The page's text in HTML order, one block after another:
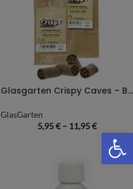
Glasgarten Crispy Caves – Baby
GlasGarten
5,95€– 11,95€